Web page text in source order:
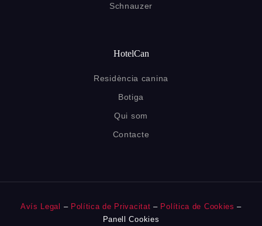
Schnauzer
HotelCan
Residència canina
Botiga
Qui som
Contacte
Avís Legal – Política de Privacitat– Política de Cookies –
Panell Cookies
Contacte